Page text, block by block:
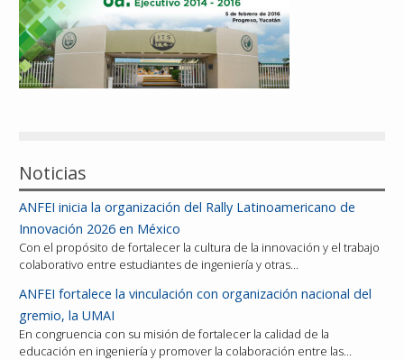
Publicaciones
Afiliación
Noticias
ANFEI inicia la organización del Rally Latinoamericano de
Innovación 2026 en México
Con el propósito de fortalecer la cultura de la innovación y el trabajo
colaborativo entre estudiantes de ingeniería y otras…
ANFEI fortalece la vinculación con organización nacional del
gremio, la UMAI
En congruencia con su misión de fortalecer la calidad de la
educación en ingeniería y promover la colaboración entre las…